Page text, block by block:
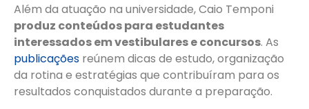
Além da atuação na universidade, Caio Temponi
produz conteúdos para estudantes
interessados em vestibulares e concursos. As
publicações reúnem dicas de estudo, organização
da rotina e estratégias que contribuíram para os
resultados conquistados durante a preparação.